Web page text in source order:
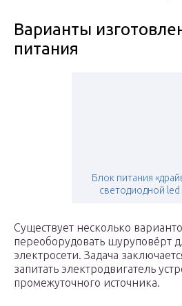
Варианты
питания
Блок питания
светодиодной
Существует несколько
переоборудовать шуруповёрт
электросети. Задача
запитать электродвигатель
промежуточного источника.